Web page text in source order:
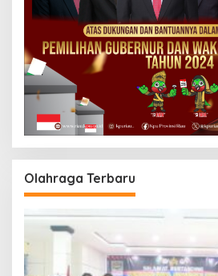
Olahraga Terbaru